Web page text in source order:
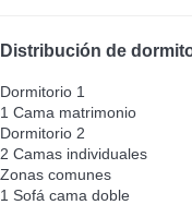
Distribución de
Dormitorio 1
1 Cama matrimonio
Dormitorio 2
2 Camas individuales
Zonas comunes
1 Sofá cama doble